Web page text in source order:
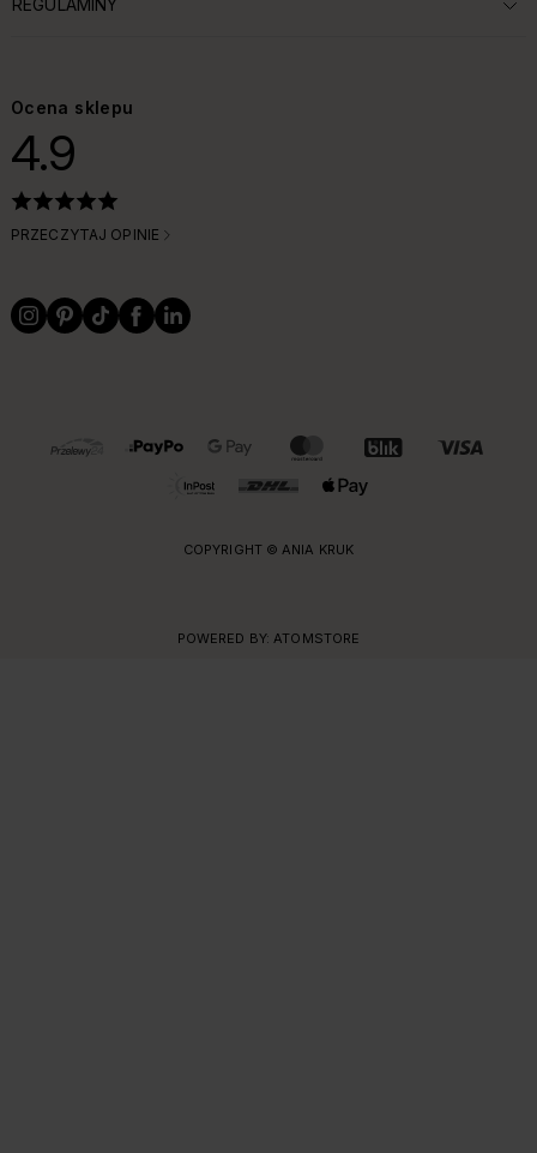
ROZWIŃ SEKCJĘ:
REGULAMINY
Ocena sklepu
4.9
PRZECZYTAJ OPINIE
OBSŁUGIWANE FORMY PŁATNOŚCI I DOSTAWY
COPYRIGHT © ANIA KRUK
POWERED BY: ATOMSTORE